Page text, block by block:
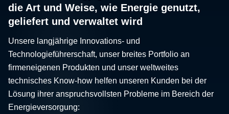
die Art und Weise, wie Energie genutzt,
geliefert und verwaltet wird
Unsere langjährige Innovations- und
Technologieführerschaft, unser breites Portfolio an
firmeneigenen Produkten und unser weltweites
technisches Know-how helfen unseren Kunden bei der
Lösung ihrer anspruchsvollsten Probleme im Bereich der
Energieversorgung: